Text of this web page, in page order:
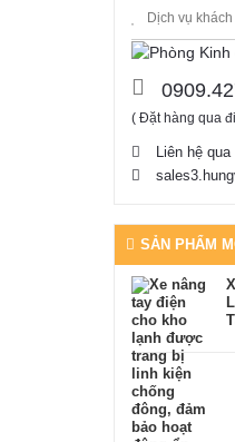
Dịch vụ
( Đặt hàng qua
Liên hệ
SẢN PHẨM